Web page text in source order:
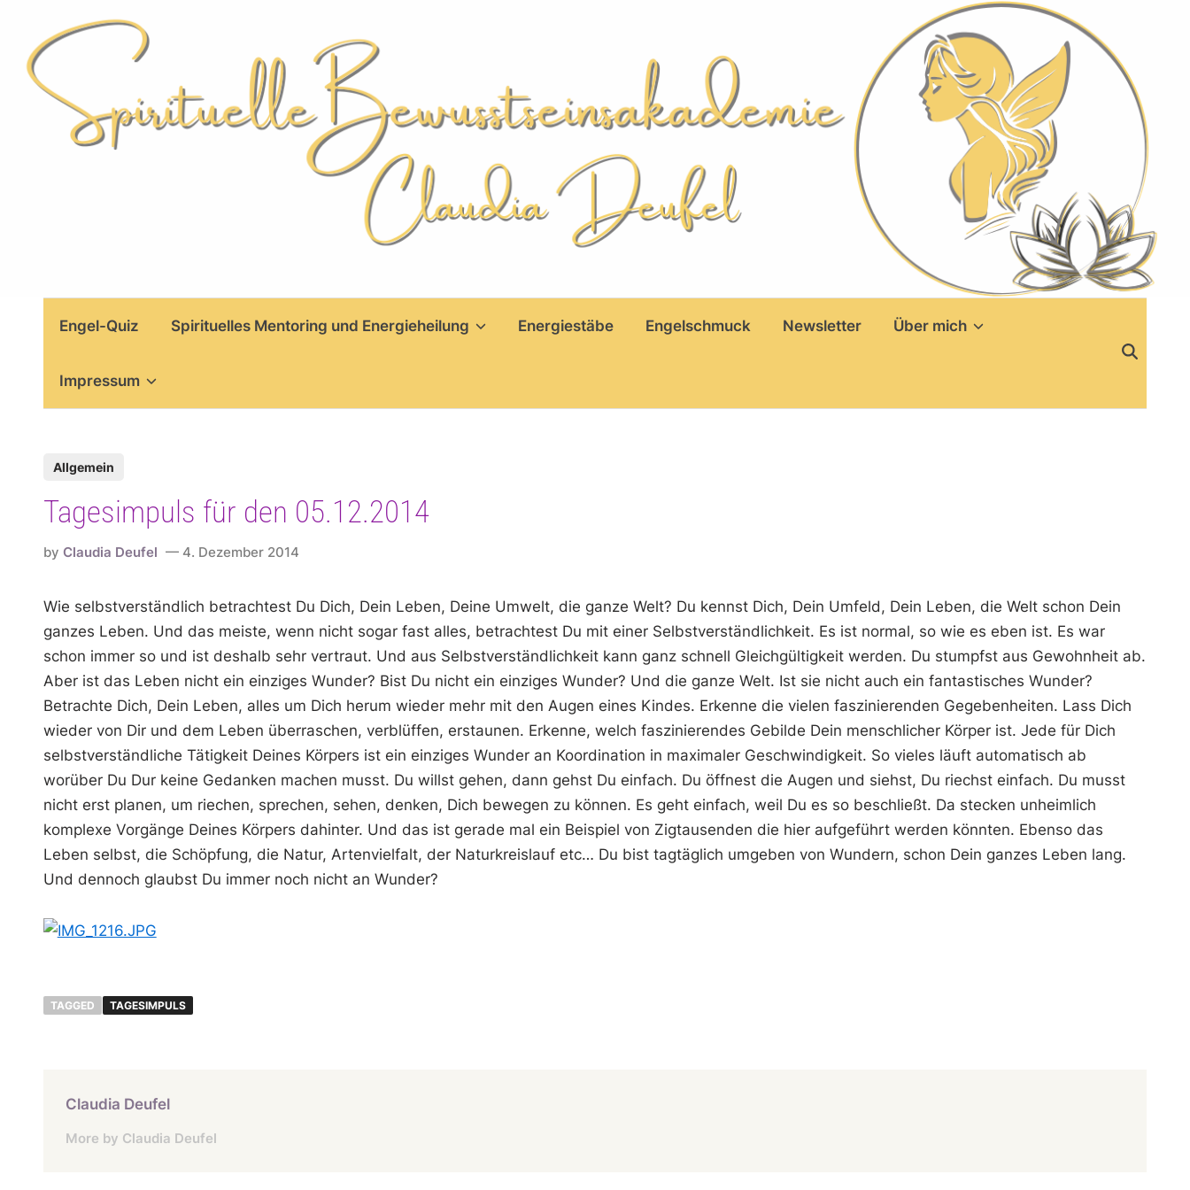
content
Engel-Quiz Spirituelles Mentoring und Energieheilung Energiestäbe Engelschmuck Newsletter Über mich
Impressum
i
n
Allgemein
Tagesimpuls für den 05.12.2014
by Claudia Deufel 4. Dezember 2014
Wie selbstverständlich betrachtest Du Dich, Dein Leben, Deine Umwelt, die ganze Welt? Du kennst Dich, Dein Umfeld, Dein Leben, die Welt schon Dein
ganzes Leben. Und das meiste, wenn nicht sogar fast alles, betrachtest Du mit einer Selbstverständlichkeit. Es ist normal, so wie es eben ist. Es war
schon immer so und ist deshalb sehr vertraut. Und aus Selbstverständlichkeit kann ganz schnell Gleichgültigkeit werden. Du stumpfst aus Gewohnheit ab.
Aber ist das Leben nicht ein einziges Wunder? Bist Du nicht ein einziges Wunder? Und die ganze Welt. Ist sie nicht auch ein fantastisches Wunder?
Betrachte Dich, Dein Leben, alles um Dich herum wieder mehr mit den Augen eines Kindes. Erkenne die vielen faszinierenden Gegebenheiten. Lass Dich
wieder von Dir und dem Leben überraschen, verblüffen, erstaunen. Erkenne, welch faszinierendes Gebilde Dein menschlicher Körper ist. Jede für Dich
selbstverständliche Tätigkeit Deines Körpers ist ein einziges Wunder an Koordination in maximaler Geschwindigkeit. So vieles läuft automatisch ab
worüber Du Dur keine Gedanken machen musst. Du willst gehen, dann gehst Du einfach. Du öffnest die Augen und siehst, Du riechst einfach. Du musst
nicht erst planen, um riechen, sprechen, sehen, denken, Dich bewegen zu können. Es geht einfach, weil Du es so beschließt. Da stecken unheimlich
komplexe Vorgänge Deines Körpers dahinter. Und das ist gerade mal ein Beispiel von Zigtausenden die hier aufgeführt werden könnten. Ebenso das
Leben selbst, die Schöpfung, die Natur, Artenvielfalt, der Naturkreislauf etc… Du bist tagtäglich umgeben von Wundern, schon Dein ganzes Leben lang.
Und dennoch glaubst Du immer noch nicht an Wunder?
TAGGED TAGESIMPULS
Claudia Deufel
More by Claudia Deufel